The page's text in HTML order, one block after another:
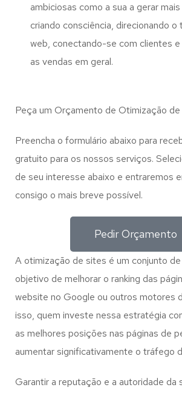
ambiciosas como a sua a gerar
criando consciência, direcionando o
web, conectando-se com clientes e
as vendas em geral.
Peça um Orçamento de Otimização
Preencha o formulário abaixo para
gratuito para os nossos serviços.
de seu interesse abaixo e entraremos
consigo o mais breve possível.
Pedir Orçamento
A otimização de sites é um conjunto
objetivo de melhorar o ranking das
website no Google ou outros motores
isso, quem investe nessa estratégia
as melhores posições nas páginas de
aumentar significativamente o tráfego
Garantir a reputação e a autoridade da